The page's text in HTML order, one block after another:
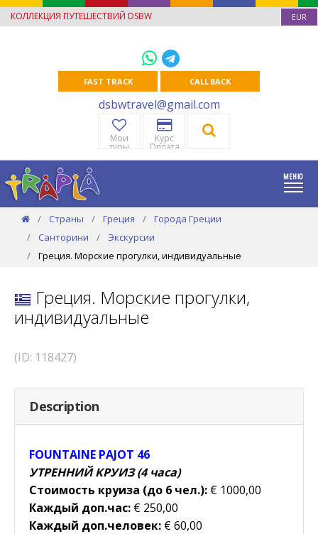
КОЛЛЕКЦИЯ ПУТЕШЕСТВИЙ DSBW EUR
FAST TRACK CALL BACK
dsbwtravel@gmail.com
Мои
туры
Курс
Оплата
Страны Греция
Города Греции
Санторини
Экскурсии
Греция. Морские прогулки, индивидуальные
Греция. Морские прогулки,
индивидуальные
(ID: 118427)
Description
FOUNTAINE PAJOT 46
УТРЕННИЙ КРУИЗ (4 часа)
Стоимость круиза (до 6 чел.): € 1000,00
Каждый доп.час: € 250,00
Каждый доп.человек: € 60,00